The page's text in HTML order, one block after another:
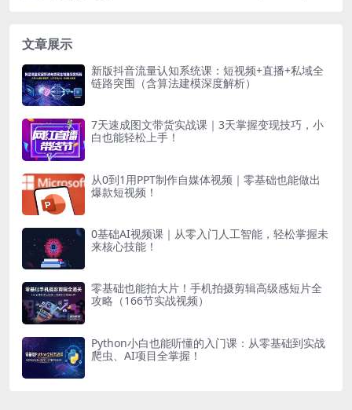
文章展示
新版抖音流量认知系统课：短视频+直播+私域全
链路突围（含算法建模深度解析）
7天速成图文带货实战课｜3天掌握变现技巧，小
白也能轻松上手！
从0到1用PPT制作自媒体视频｜零基础也能做出
爆款短视频！
0基础AI视频课｜从零入门人工智能，轻松掌握未
来核心技能！
零基础也能拍大片！手机拍摄剪辑高级感短片全
攻略（166节实战视频）
Python小白也能听懂的入门课：从零基础到实战
爬虫、AI项目全掌握！